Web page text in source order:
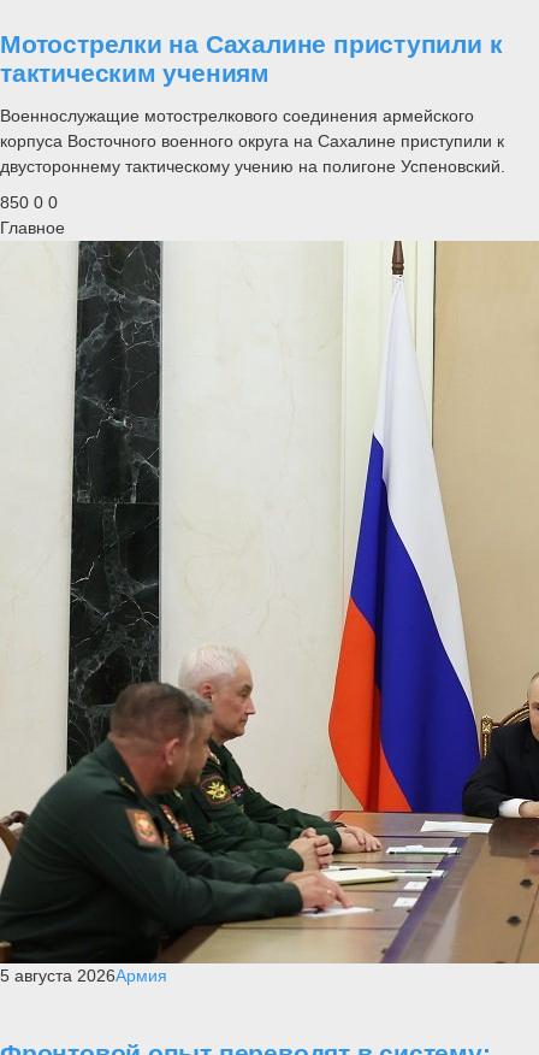
Мотострелки на Сахалине приступили к
тактическим учениям
Военнослужащие мотострелкового соединения армейского
корпуса Восточного военного округа на Сахалине приступили к
двустороннему тактическому учению на полигоне Успеновский.
850 0 0
Главное
5 августа 2026Армия